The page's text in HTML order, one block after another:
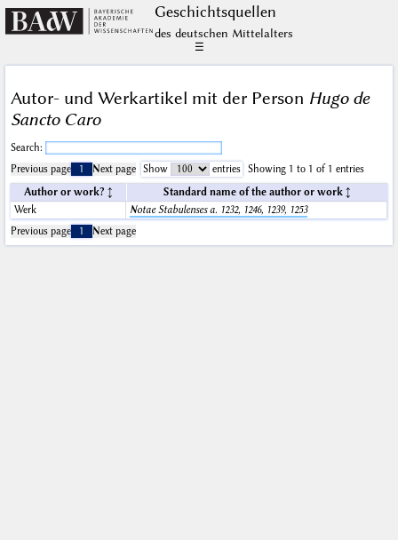
Geschichts­quellen
des deutschen Mittelalters
☰
Autor- und Werkartikel mit der Person Hugo de
Sancto Caro
Search:
Previous page
1 Next page Show entries
Showing 1 to 1 of 1 entries
Author or work?
Standard name of the author or work
Werk
Notae Stabulenses a. 1232, 1246, 1239, 1253
Previous page
1 Next page